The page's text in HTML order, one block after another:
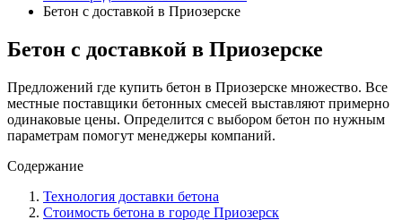
Бетон с доставкой в Приозерске
Бетон с доставкой в Приозерске
Предложений где купить бетон в Приозерске множество. Все
местные поставщики бетонных смесей выставляют примерно
одинаковые цены. Определится с выбором бетон по нужным
параметрам помогут менеджеры компаний.
Содержание
Технология доставки бетона
Стоимость бетона в городе Приозерск